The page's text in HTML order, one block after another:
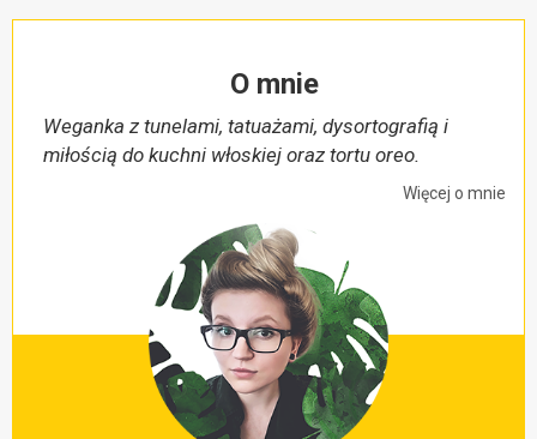
O mnie
Weganka z tunelami, tatuażami, dysortografią i
miłością do kuchni włoskiej oraz tortu oreo.
Więcej o mnie